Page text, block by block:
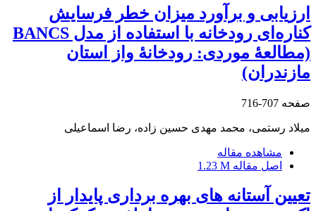
ارزیابی و برآورد میزان خطر فرسایش
کناره‌ای رودخانه با استفاده از مدل BANCS
(مطالعۀ موردی: رودخانۀ واز استان
مازندران)
صفحه 707-716
میلاد رستمی، محمد مهدی حسین زاده، رضا اسماعیلی
مشاهده مقاله
اصل مقاله 1.23 M
تعیین آستانه‏‏ های بهره‏ برداری پایدار از